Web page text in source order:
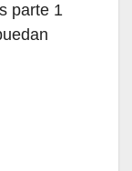
parte 1